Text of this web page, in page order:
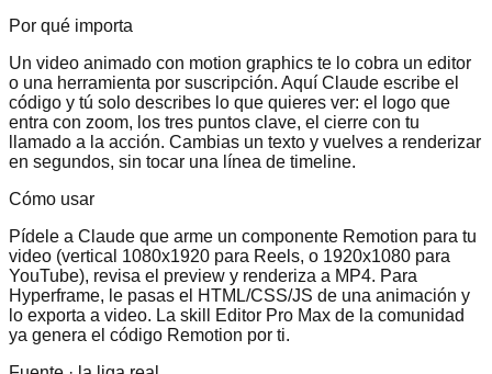
Por qué importa
Un video animado con motion graphics te lo cobra un editor
o una herramienta por suscripción. Aquí Claude escribe el
código y tú solo describes lo que quieres ver: el logo que
entra con zoom, los tres puntos clave, el cierre con tu
llamado a la acción. Cambias un texto y vuelves a renderizar
en segundos, sin tocar una línea de timeline.
Cómo usar
Pídele a Claude que arme un componente Remotion para tu
video (vertical 1080x1920 para Reels, o 1920x1080 para
YouTube), revisa el preview y renderiza a MP4. Para
Hyperframe, le pasas el HTML/CSS/JS de una animación y
lo exporta a video. La skill Editor Pro Max de la comunidad
ya genera el código Remotion por ti.